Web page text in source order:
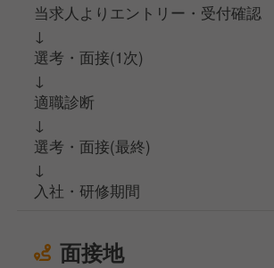
当求人よりエントリー・受付確認
↓
選考・面接(1次)
↓
適職診断
↓
選考・面接(最終)
↓
入社・研修期間
面接地